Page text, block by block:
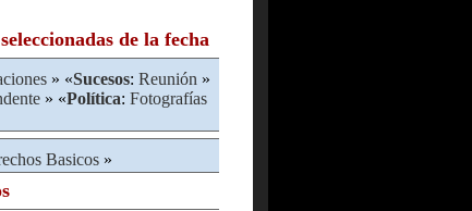
de la fecha
» «Sucesos: Reunión »
» «Política: Fotografías
Basicos »